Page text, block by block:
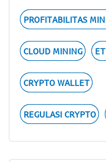
PROFITABILITAS
CLOUD MINING
CRYPTO WALLET
REGULASI CRYPTO